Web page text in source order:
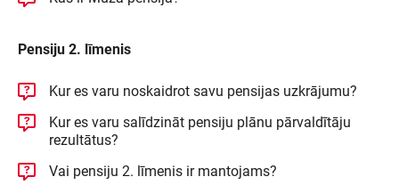
Pensiju 2. līmenis
Kur es varu noskaidrot savu pensijas uzkrājumu?
Kur es varu salīdzināt pensiju plānu pārvaldītāju
rezultātus?
Vai pensiju 2. līmenis ir mantojams?